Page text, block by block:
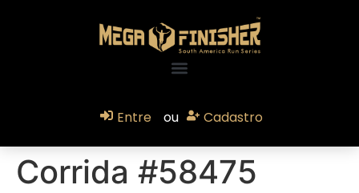
Entre ou Cadastro
Corrida #58475